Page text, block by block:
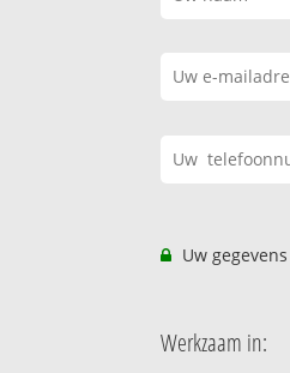
Uw
Werkzaam in: